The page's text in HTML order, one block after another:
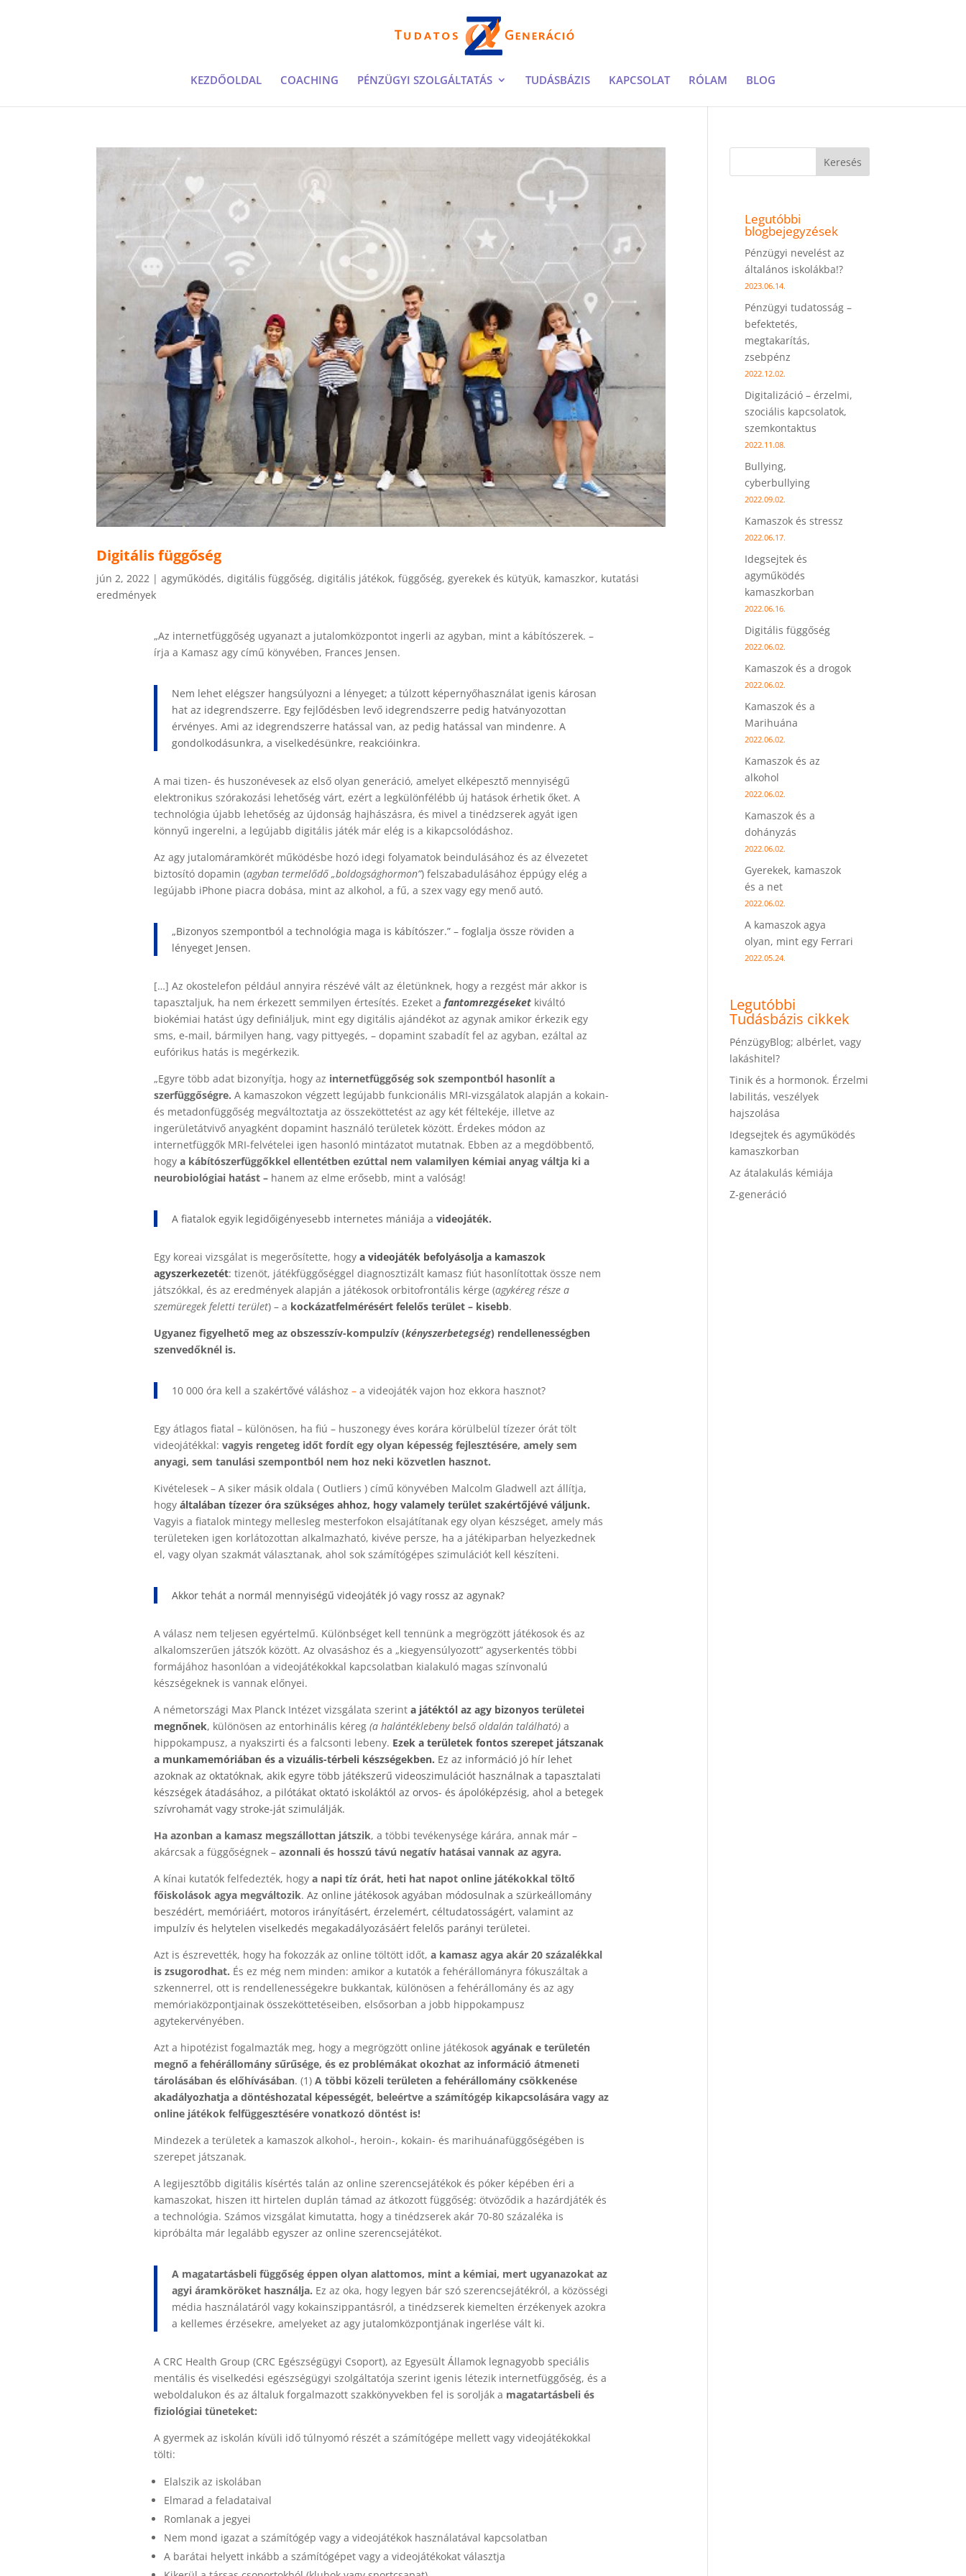
KEZDŐOLDAL COACHING PÉNZÜGYI SZOLGÁLTATÁS TUDÁSBÁZIS KAPCSOLAT RÓLAM BLOG
Digitális függőség
jún 2, 2022 |agyműködés,digitális függőség,digitális játékok,függőség,gyerekek és kütyük, kamaszkor, kutatási
eredmények
„Az internetfüggőség ugyanazt a jutalomközpontot ingerli az agyban, mint a kábítószerek. –
írja a Kamasz agy című könyvében, Frances Jensen.
Nem lehet elégszer hangsúlyozni a lényeget; a túlzott képernyőhasználat igenis károsan
hat az idegrendszerre. Egy fejlődésben levő idegrendszerre pedig hatványozottan
érvényes. Ami az idegrendszerre hatással van, az pedig hatással van mindenre. A
gondolkodásunkra, a viselkedésünkre, reakcióinkra.
A mai tizen- és huszonévesek az első olyan generáció, amelyet elképesztő mennyiségű
elektronikus szórakozási lehetőség várt, ezért a legkülönfélébb új hatások érhetik őket. A
technológia újabb lehetőség az újdonság hajhászásra, és mivel a tinédzserek agyát igen
könnyű ingerelni, a legújabb digitális játék már elég is a kikapcsolódáshoz.
Az agy jutalomáramkörét működésbe hozó idegi folyamatok beindulásához és az élvezetet
biztosító dopamin (agyban termelődő „boldogsághormon”) felszabadulásához éppúgy elég a
legújabb iPhone piacra dobása, mint az alkohol, a fű, a szex vagy egy menő autó.
„Bizonyos szempontból a technológia maga is kábítószer.”– foglalja össze röviden a
lényeget Jensen.
[…] Az okostelefon például annyira részévé vált az életünknek, hogy a rezgést már akkor is
tapasztaljuk, ha nem érkezett semmilyen értesítés. Ezeket a fantomrezgéseketkiváltó
biokémiai hatást úgy definiáljuk, mint egy digitális ajándékot az agynak amikor érkezik egy
sms, e-mail, bármilyen hang, vagy pittyegés, – dopamint szabadít fel az agyban, ezáltal az
eufórikus hatás is megérkezik.
„Egyre több adat bizonyítja, hogy az internetfüggőség sok szempontból hasonlít a
szerfüggőségre. A kamaszokon végzett legújabb funkcionális MRI-vizsgálatok alapján a kokain-
és metadonfüggőség megváltoztatja az összeköttetést az agy két féltekéje, illetve az
ingerületátvivő anyagként dopamint használó területek között. Érdekes módon az
internetfüggők MRI-felvételei igen hasonló mintázatot mutatnak. Ebben az a megdöbbentő,
hogy a kábítószerfüggőkkel ellentétben ezúttal nem valamilyen kémiai anyag váltja ki a
neurobiológiai hatást – hanem az elme erősebb, mint a valóság!
A fiatalok egyik legidőigényesebb internetes mániája a videojáték.
Egy koreai vizsgálat is megerősítette, hogy a videojáték befolyásolja a kamaszok
agyszerkezetét: tizenöt, játékfüggőséggel diagnosztizált kamasz fiút hasonlítottak össze nem
játszókkal, és az eredmények alapján a játékosok orbitofrontális kérge (agykéreg része a
szemüregek feletti terület) – a kockázatfelmérésért felelős terület – kisebb.
Ugyanez figyelhető meg az obszesszív-kompulzív (kényszerbetegség) rendellenességben
szenvedőknél is.
10 000 óra kell a szakértővé váláshoz –a videojáték vajon hoz ekkora hasznot?
Egy átlagos fiatal – különösen, ha fiú – huszonegy éves korára körülbelül tízezer órát tölt
videojátékkal: vagyis rengeteg időt fordít egy olyan képesség fejlesztésére, amely sem
anyagi, sem tanulási szempontból nem hoz neki közvetlen hasznot.
Kivételesek – A siker másik oldala ( Outliers ) című könyvében Malcolm Gladwell azt állítja,
hogy általában tízezer óra szükséges ahhoz, hogy valamely terület szakértőjévé váljunk.
Vagyis a fiatalok mintegy mellesleg mesterfokon elsajátítanak egy olyan készséget, amely más
területeken igen korlátozottan alkalmazható, kivéve persze, ha a játékiparban helyezkednek
el, vagy olyan szakmát választanak, ahol sok számítógépes szimulációt kell készíteni.
Akkor tehát a normál mennyiségű videojáték jó vagy rossz az agynak?
A válasz nem teljesen egyértelmű. Különbséget kell tennünk a megrögzött játékosok és az
alkalomszerűen játszók között. Az olvasáshoz és a „kiegyensúlyozott” agyserkentés többi
formájához hasonlóan a videojátékokkal kapcsolatban kialakuló magas színvonalú
készségeknek is vannak előnyei.
A németországi Max Planck Intézet vizsgálata szerint a játéktól az agy bizonyos területei
megnőnek, különösen az entorhinális kéreg (a halántéklebeny belső oldalán található) a
hippokampusz, a nyakszirti és a falcsonti lebeny. Ezek a területek fontos szerepet játszanak
a munkamemóriában és a vizuális-térbeli készségekben. Ez az információ jó hír lehet
azoknak az oktatóknak, akik egyre több játékszerű videoszimulációt használnak a tapasztalati
készségek átadásához, a pilótákat oktató iskoláktól az orvos- és ápolóképzésig, ahol a betegek
szívrohamát vagy stroke-ját szimulálják.
Ha azonban a kamasz megszállottan játszik, a többi tevékenysége kárára, annak már –
akárcsak a függőségnek – azonnali és hosszú távú negatív hatásai vannak az agyra.
A kínai kutatók felfedezték, hogy a napi tíz órát, heti hat napot online játékokkal töltő
főiskolások agya megváltozik. Az online játékosok agyában módosulnak a szürkeállomány
beszédért, memóriáért, motoros irányításért, érzelemért, céltudatosságért, valamint az
impulzív és helytelen viselkedés megakadályozásáért felelős parányi területei.
Azt is észrevették, hogy ha fokozzák az online töltött időt, a kamasz agya akár 20 százalékkal
is zsugorodhat. És ez még nem minden: amikor a kutatók a fehérállományra fókuszáltak a
szkennerrel, ott is rendellenességekre bukkantak, különösen a fehérállomány és az agy
memóriaközpontjainak összeköttetéseiben, elsősorban a jobb hippokampusz
agytekervényében.
Azt a hipotézist fogalmazták meg, hogy a megrögzött online játékosok agyának e területén
megnő a fehérállomány sűrűsége, és ez problémákat okozhat az információ átmeneti
tárolásában és előhívásában. (1) A többi közeli területen a fehérállomány csökkenése
akadályozhatja a döntéshozatal képességét, beleértve a számítógép kikapcsolására vagy az
online játékok felfüggesztésére vonatkozó döntést is!
Mindezek a területek a kamaszok alkohol-, heroin-, kokain- és marihuánafüggőségében is
szerepet játszanak.
A legijesztőbb digitális kísértés talán az online szerencsejátékok és póker képében éri a
kamaszokat, hiszen itt hirtelen duplán támad az átkozott függőség: ötvöződik a hazárdjáték és
a technológia. Számos vizsgálat kimutatta, hogy a tinédzserek akár 70-80 százaléka is
kipróbálta már legalább egyszer az online szerencsejátékot.
A magatartásbeli függőség éppen olyan alattomos, mint a kémiai, mert ugyanazokat az
agyi áramköröket használja. Ez az oka, hogy legyen bár szó szerencsejátékról, a közösségi
média használatáról vagy kokainszippantásról, a tinédzserek kiemelten érzékenyek azokra
a kellemes érzésekre, amelyeket az agy jutalomközpontjának ingerlése vált ki.
A CRC Health Group (CRC Egészségügyi Csoport), az Egyesült Államok legnagyobb speciális
mentális és viselkedési egészségügyi szolgáltatója szerint igenis létezik internetfüggőség, és a
weboldalukon és az általuk forgalmazott szakkönyvekben fel is sorolják a magatartásbeli és
fiziológiai tüneteket:
A gyermek az iskolán kívüli idő túlnyomó részét a számítógépe mellett vagy videojátékokkal
tölti:
Elalszik az iskolában
Elmarad a feladataival
Romlanak a jegyei
Nem mond igazat a számítógép vagy a videojátékok használatával kapcsolatban
A barátai helyett inkább a számítógépet vagy a videojátékokat választja
Keresés
Legutóbbi
blogbejegyzések
Pénzügyi nevelést az
általános iskolákba!?
2023.06.14.
Pénzügyi tudatosság –
befektetés,
megtakarítás,
zsebpénz
2022.12.02.
Digitalizáció – érzelmi,
szociális kapcsolatok,
szemkontaktus
2022.11.08.
Bullying,
cyberbullying
2022.09.02.
Kamaszok és stressz
2022.06.17.
Idegsejtek és
agyműködés
kamaszkorban
2022.06.16.
Digitális függőség
2022.06.02.
Kamaszok és a drogok
2022.06.02.
Kamaszok és a
Marihuána
2022.06.02.
Kamaszok és az
alkohol
2022.06.02.
Kamaszok és a
dohányzás
2022.06.02.
Gyerekek, kamaszok
és a net
2022.06.02.
A kamaszok agya
olyan, mint egy Ferrari
2022.05.24.
Legutóbbi
Tudásbázis cikkek
PénzügyBlog; albérlet, vagy
lakáshitel?
Tinik és a hormonok. Érzelmi
labilitás, veszélyek
hajszolása
Idegsejtek és agyműködés
kamaszkorban
Az átalakulás kémiája
Z-generáció